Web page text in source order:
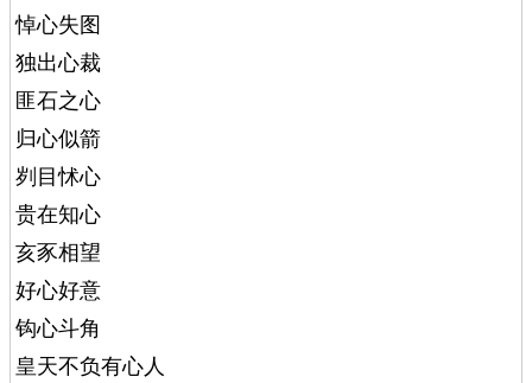
悼心失图
独出心裁
匪石之心
归心似箭
刿目怵心
贵在知心
亥豕相望
好心好意
钩心斗角
皇天不负有心人